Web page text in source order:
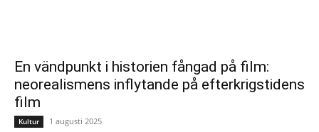
En vändpunkt i historien fångad på film:
neorealismens inflytande på efterkrigstidens
film
Kultur 1 augusti 2025